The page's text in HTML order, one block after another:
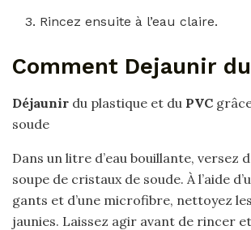
Rincez ensuite à l’eau claire.
Comment Dejaunir du
Déjaunir du plastique et du PVC
soude
Dans un litre d’eau bouillante, versez
soupe de cristaux de soude. À l’aide
gants et d’une microfibre, nettoyez
jaunies. Laissez agir avant de rincer et